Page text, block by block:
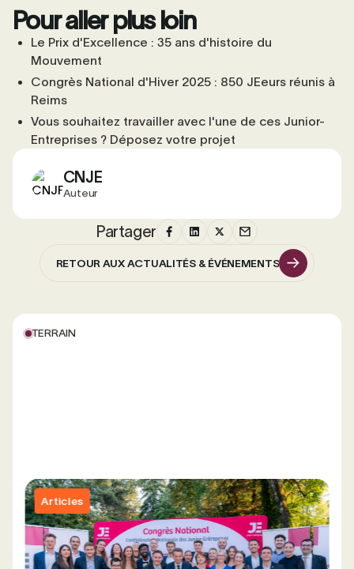
Pour aller plus loin
Le Prix d'Excellence : 35 ans d'histoire du
Mouvement
Congrès National d'Hiver 2025 : 850 JEeurs réunis à
Reims
Vous souhaitez travailler avec l'une de ces Junior-
Entreprises ? Déposez votre projet
CNJE
Auteur
Partager
RETOUR AUX ACTUALITÉS & ÉVÉNEMENTS
TERRAIN
Articles